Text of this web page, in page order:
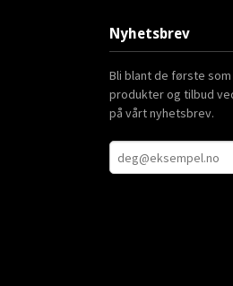
Nyhetsbrev
Bli blant de første
produkter og tilbud
på vårt nyhetsbrev.